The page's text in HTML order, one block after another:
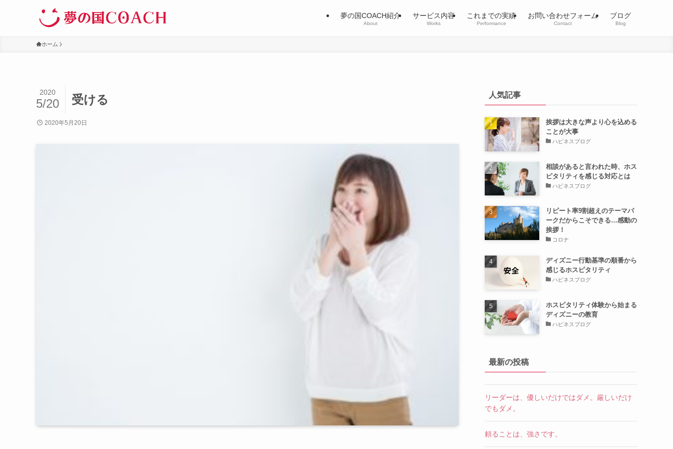
夢の国COACH紹介
About
サービス内容
Works
これまでの実績
Performance
お問い合わせフォーム
Contact
ブログ
Blog
ホーム
受ける
2020
5/20
2020年5月20日
人気記事
挨拶は大きな声より心を込める
ことが大事
ハピネスブログ
相談があると言われた時、ホス
ピタリティを感じる対応とは
ハピネスブログ
リピート率9割超えのテーマパ
ークだからこそできる…感動の
挨拶！
コロナ
ディズニー行動基準の順番から
感じるホスピタリティ
ハピネスブログ
ホスピタリティ体験から始まる
ディズニーの教育
ハピネスブログ
最新の投稿
リーダーは、優しいだけではダメ。厳しいだけ
でもダメ。
頼ることは、強さです。